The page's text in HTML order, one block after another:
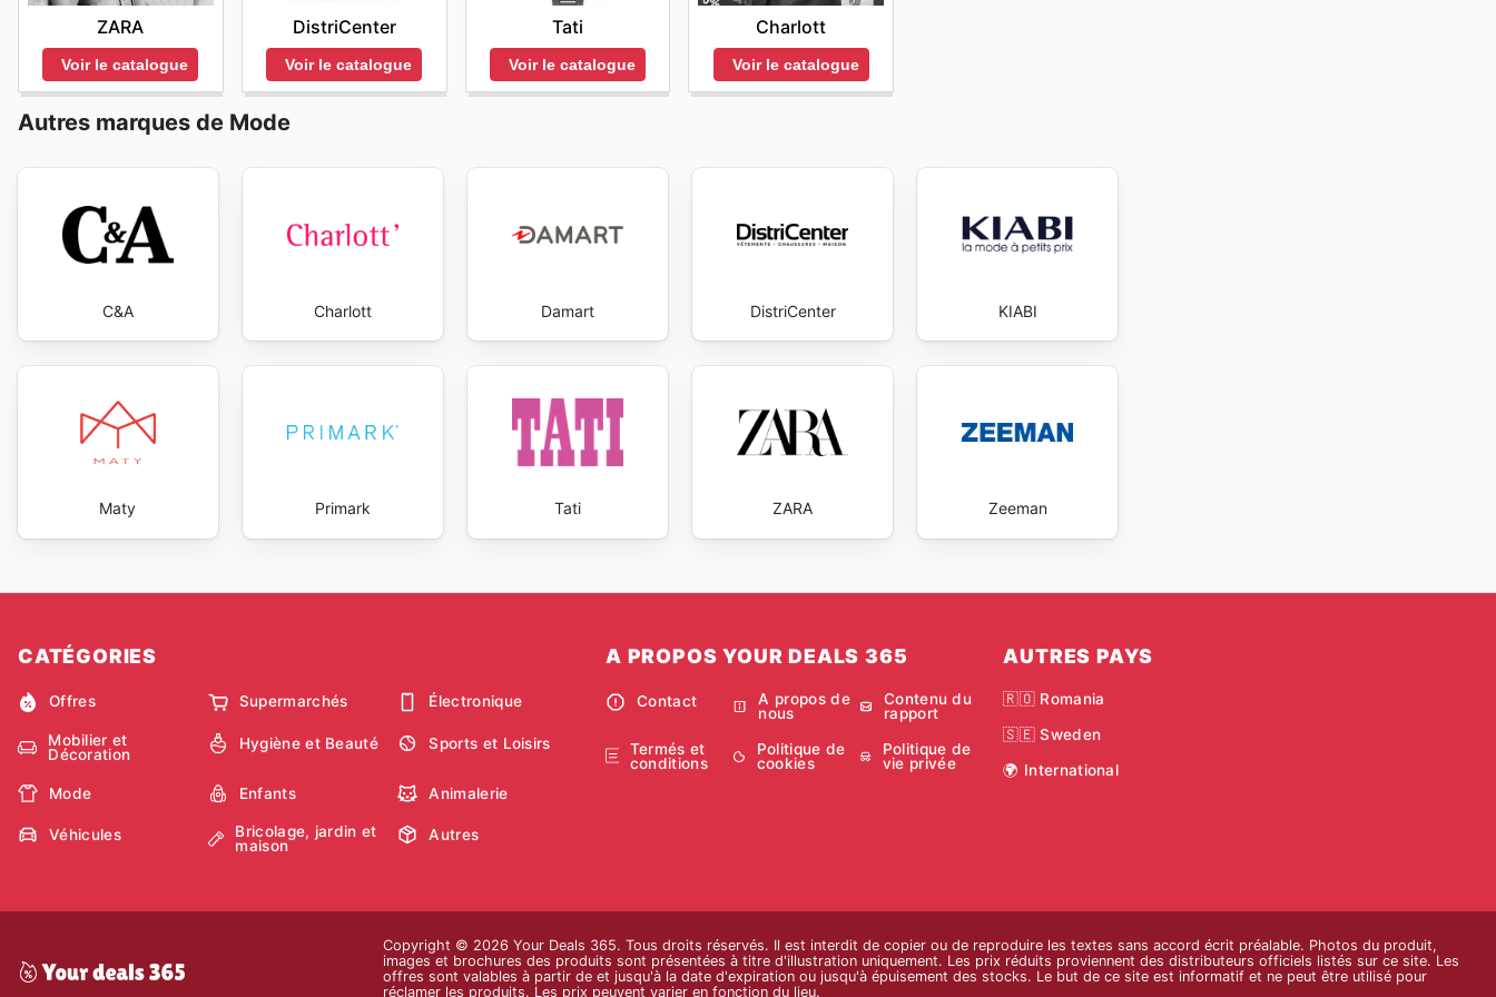
ZARA
Voir le catalogue
DistriCenter
Voir le catalogue
Tati
Voir le catalogue
Charlott
Voir le catalogue
Autres marques de Mode
C&A Charlott Damart DistriCenter KIABI
Maty Primark Tati ZARA Zeeman
CATÉGORIES
Offres Supermarchés Électronique
Mobilier et
Décoration
Hygiène et Beauté Sports et Loisirs
Mode Enfants Animalerie
Véhicules
Bricolage, jardin et
maison
Autres
A PROPOS YOUR DEALS 365
Contact
A propos de
nous
Contenu du
rapport
Termés et
conditions
Politique de
cookies
Politique de
vie privée
AUTRES PAYS
🇷🇴 Romania
🇸🇪 Sweden
🌍 International
Copyright © 2026 Your Deals 365. Tous droits réservés. Il est interdit de copier ou de reproduire les textes sans accord écrit préalable. Photos du produit,
images et brochures des produits sont présentées à titre d'illustration uniquement. Les prix réduits proviennent des distributeurs officiels listés sur ce site. Les
offres sont valables à partir de et jusqu'à la date d'expiration ou jusqu'à épuisement des stocks. Le but de ce site est informatif et ne peut être utilisé pour
réclamer les produits. Les prix peuvent varier en fonction du lieu.